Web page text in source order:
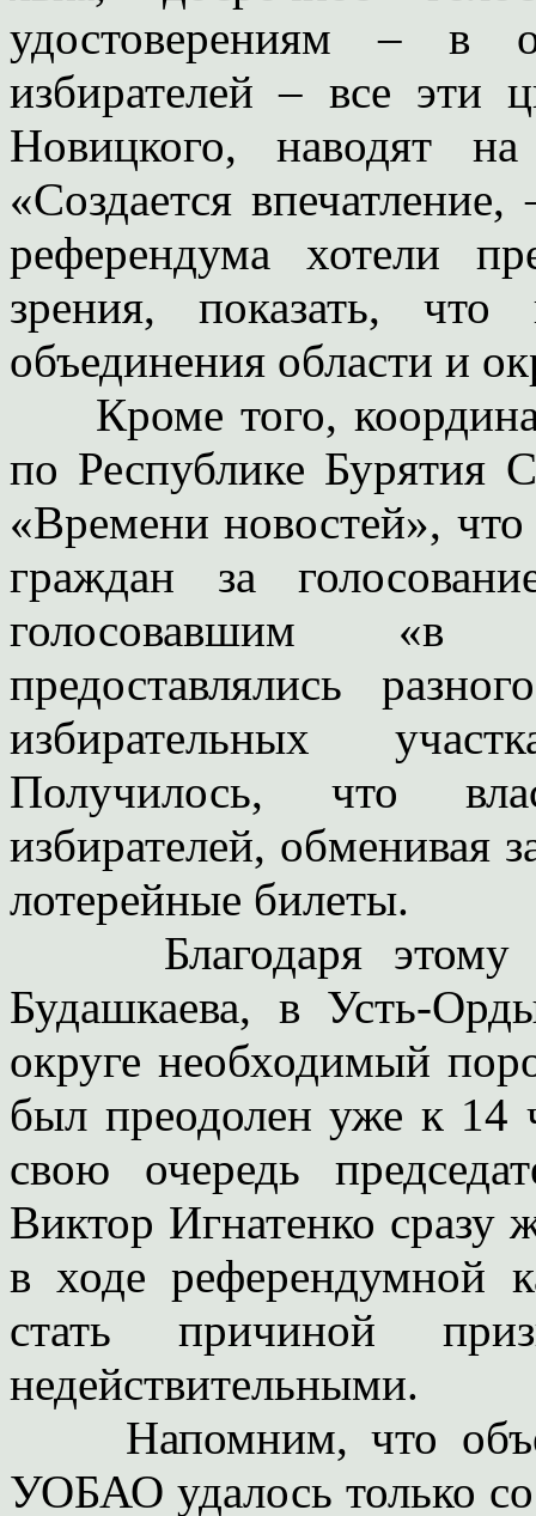
удостоверениям – в
избирателей – все
Новицкого, наводят
«Создается
референдума хотели
зрения, показать,
объединения области и
Кроме того,
по Республике Бурятия
«Времени новостей»,
граждан за
голосовавшим «в
предоставлялись
избирательных
Получилось, что
избирателей, обменивая
лотерейные билеты.
Благодаря этому
Будашкаева, в Усть-
округе необходимый
был преодолен уже к 14
свою очередь
Виктор Игнатенко сразу
в ходе референдумной
стать причиной
недействительными.
Напомним, что
УОБАО удалось только